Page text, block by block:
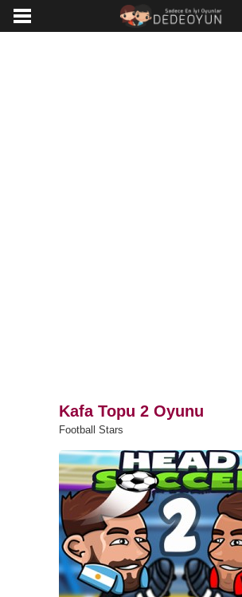
Kafa Topu 2 Oyunu
Football Stars